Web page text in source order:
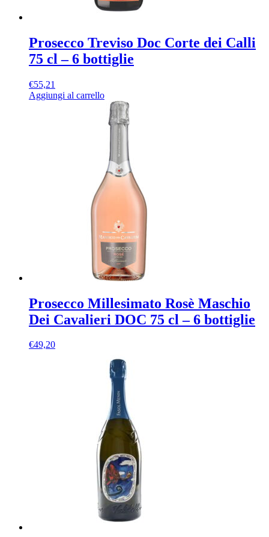
Prosecco Treviso Doc Corte dei Calli
75 cl – 6 bottiglie
€55,21
Aggiungi al carrello
Prosecco Millesimato Rosè Maschio
Dei Cavalieri DOC 75 cl – 6 bottiglie
€49,20